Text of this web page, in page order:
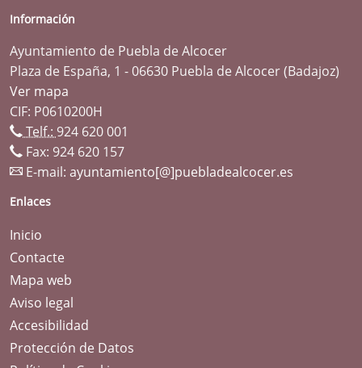
Información
Ayuntamiento de Puebla de Alcocer
Plaza de España, 1 - 06630 Puebla de Alcocer (Badajoz)
Ver mapa
CIF: P0610200H
Telf.: 924 620 001
Fax: 924 620 157
E-mail: ayuntamiento[@]puebladealcocer.es
Enlaces
Inicio
Contacte
Mapa web
Aviso legal
Accesibilidad
Protección de Datos